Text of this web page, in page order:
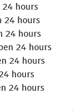
hours
24 hours
24 hours
24 hours
24 hours
hours
24 hours